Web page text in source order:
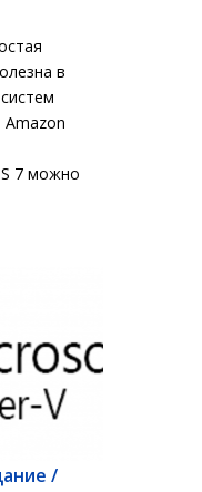
в
Amazon
7 можно
/